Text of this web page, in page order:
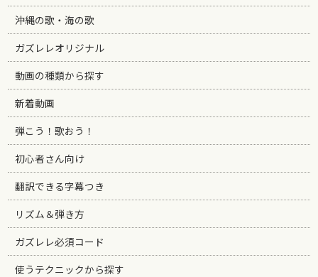
沖縄の歌・海の歌
ガズレレオリジナル
動画の種類から探す
新着動画
弾こう！歌おう！
初心者さん向け
翻訳できる字幕つき
リズム＆弾き方
ガズレレ必須コード
使うテクニックから探す